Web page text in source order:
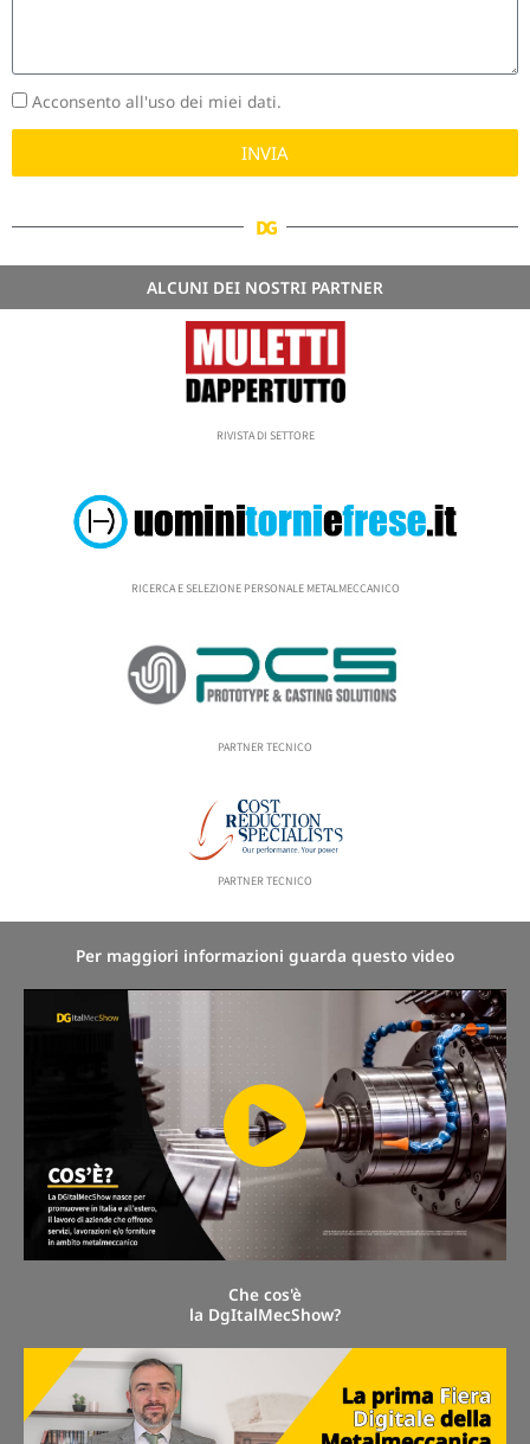
Acconsento all'uso dei miei dati.
INVIA
DG
ALCUNI DEI NOSTRI PARTNER
RIVISTA DI SETTORE
RICERCA E SELEZIONE PERSONALE METALMECCANICO
PARTNER TECNICO
PARTNER TECNICO
Per maggiori informazioni guarda questo video
Che cos'è
la DgItalMecShow?